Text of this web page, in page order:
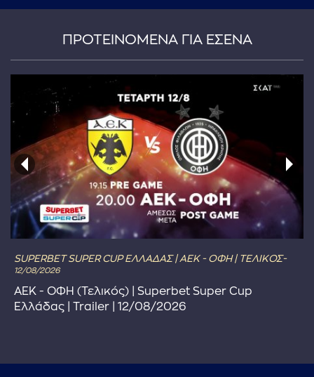
ΠΡΟΤΕΙΝΟΜΕΝΑ ΓΙΑ ΕΣΕΝΑ
SUPERBET SUPER CUP ΕΛΛΑΔΑΣ | ΑΕΚ - ΟΦΗ | ΤΕΛΙΚΟΣ-
12/08/2026
ΑΕΚ - ΟΦΗ (Τελικός) | Superbet Super Cup
Ελλάδας | Trailer | 12/08/2026